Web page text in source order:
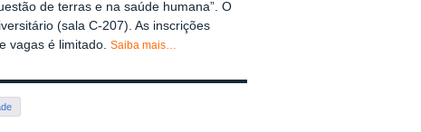
de terras e na saúde humana”. O
(sala C-207). As inscrições
vagas é limitado.Saiba mais…